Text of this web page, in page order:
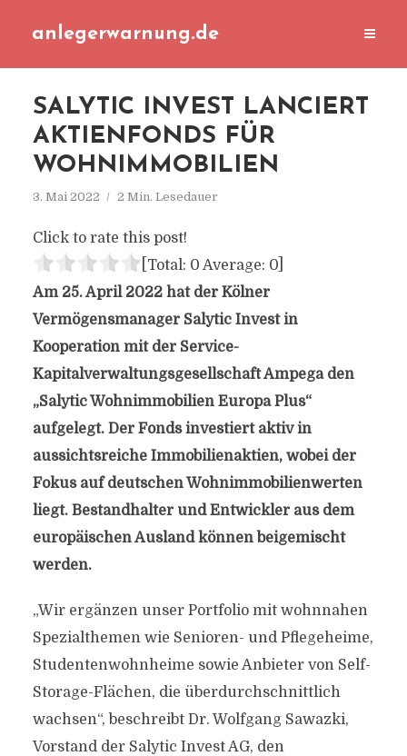
anlegerwarnung.de
SALYTIC INVEST LANCIERT
AKTIENFONDS FÜR
WOHNIMMOBILIEN
3. Mai 2022 2 Min. Lesedauer
Click to rate this post!
[Total: 0 Average: 0]
Am 25. April 2022 hat der Kölner
Vermögensmanager Salytic Invest in
Kooperation mit der Service-
Kapitalverwaltungsgesellschaft Ampega den
„Salytic Wohnimmobilien Europa Plus“
aufgelegt. Der Fonds investiert aktiv in
aussichtsreiche Immobilienaktien, wobei der
Fokus auf deutschen Wohnimmobilienwerten
liegt. Bestandhalter und Entwickler aus dem
europäischen Ausland können beigemischt
werden.
„Wir ergänzen unser Portfolio mit wohnnahen
Spezialthemen wie Senioren- und Pflegeheime,
Studentenwohnheime sowie Anbieter von Self-
Storage-Flächen, die überdurchschnittlich
wachsen“, beschreibt Dr. Wolfgang Sawazki,
Vorstand der Salytic Invest AG, den